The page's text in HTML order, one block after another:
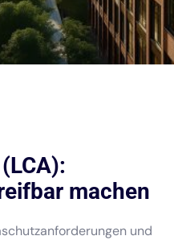
machen
und